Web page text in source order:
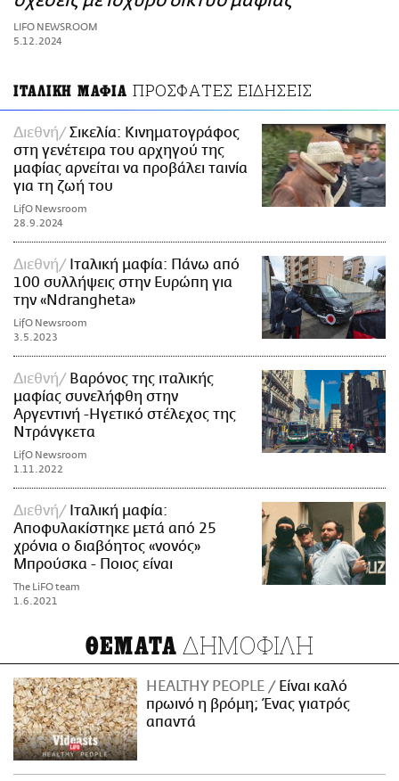
ΑΜΠΑ
PRINT
LIFO NEWSROOM
5.12.2024
ΙΤΑΛΙΚΗ ΜΑΦΙΑ ΠΡΟΣΦΑΤΕΣ ΕΙΔΗΣΕΙΣ
Διεθνή
Σικελία: Κινηματογράφος
στη γενέτειρα του αρχηγού της
μαφίας αρνείται να προβάλει ταινία
για τη ζωή του
LifO Newsroom
28.9.2024
Διεθνή
Ιταλική μαφία: Πάνω από
100 συλλήψεις στην Ευρώπη για
την «Ndrangheta»
LifO Newsroom
3.5.2023
Διεθνή
Βαρόνος της ιταλικής
μαφίας συνελήφθη στην
Αργεντινή -Ηγετικό στέλεχος της
Ντράνγκετα
LifO Newsroom
1.11.2022
Διεθνή
Ιταλική μαφία:
Αποφυλακίστηκε μετά από 25
χρόνια ο διαβόητος «νονός»
Μπρούσκα - Ποιος είναι
The LiFO team
1.6.2021
ΘΕΜΑΤΑ ΔΗΜΟΦΙΛΗ
HEALTHY PEOPLE
Είναι καλό
πρωινό η βρόμη; Ένας γιατρός
απαντά